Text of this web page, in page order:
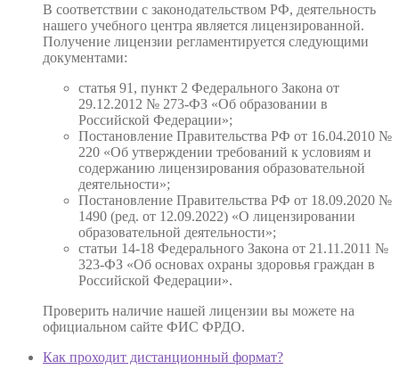
В соответствии с законодательством РФ, деятельность
нашего учебного центра является лицензированной.
Получение лицензии регламентируется следующими
документами:
статья 91, пункт 2 Федерального Закона от
29.12.2012 № 273-ФЗ «Об образовании в
Российской Федерации»;
Постановление Правительства РФ от 16.04.2010 №
220 «Об утверждении требований к условиям и
содержанию лицензирования образовательной
деятельности»;
Постановление Правительства РФ от 18.09.2020 №
1490 (ред. от 12.09.2022) «О лицензировании
образовательной деятельности»;
статьи 14-18 Федерального Закона от 21.11.2011 №
323-ФЗ «Об основах охраны здоровья граждан в
Российской Федерации».
Проверить наличие нашей лицензии вы можете на
официальном сайте ФИС ФРДО.
Как проходит дистанционный формат?